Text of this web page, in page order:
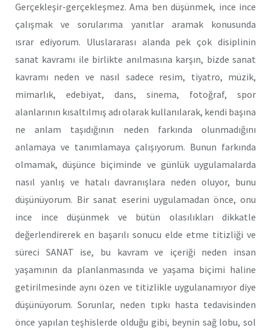
Gerçekleşir-gerçekleşmez. Ama ben düşünmek, ince ince
çalışmak ve sorularıma yanıtlar aramak konusunda
ısrar ediyorum. Uluslararası alanda pek çok disiplinin
sanat kavramı ile birlikte anılmasına karşın, bizde sanat
kavramı neden ve nasıl sadece resim, tiyatro, müzik,
mimarlık, edebiyat, dans, sinema, fotoğraf, spor
alanlarının kısaltılmış adı olarak kullanılarak, kendi başına
ne anlam taşıdığının neden farkında olunmadığını
anlamaya ve tanımlamaya çalışıyorum. Bunun farkında
olmamak, düşünce biçiminde ve günlük uygulamalarda
nasıl yanlış ve hatalı davranışlara neden oluyor, bunu
düşünüyorum. Bir sanat eserini uygulamadan önce, onu
ince ince düşünmek ve bütün olasılıkları dikkatle
değerlendirerek en başarılı sonucu elde etme titizliği ve
süreci SANAT ise, bu kavram ve içeriği neden insan
yaşamının da planlanmasında ve yaşama biçimi haline
getirilmesinde aynı özen ve titizlikle uygulanamıyor diye
düşünüyorum. Sorunlar, neden tıpkı hasta tedavisinden
önce yapılan teşhislerde olduğu gibi, beynin sağ lobu, sol